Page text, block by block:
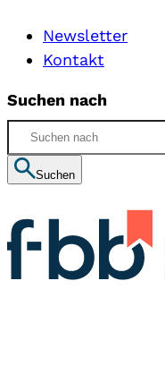
Newsletter
Kontakt
Suchen nach
Suchen